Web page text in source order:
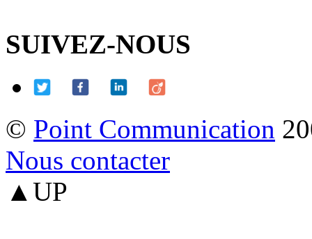
SUIVEZ-NOUS
© Point Communication
Nous contacter
▲UP